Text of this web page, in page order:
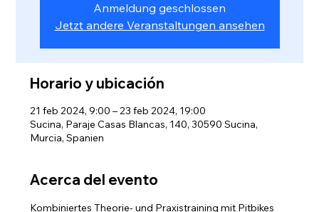
Anmeldung geschlossen
Jetzt andere Veranstaltungen ansehen
Horario y ubicación
21 feb 2024, 9:00 – 23 feb 2024, 19:00
Sucina, Paraje Casas Blancas, 140, 30590 Sucina,
Murcia, Spanien
Acerca del evento
Kombiniertes Theorie- und Praxistraining mit Pitbikes